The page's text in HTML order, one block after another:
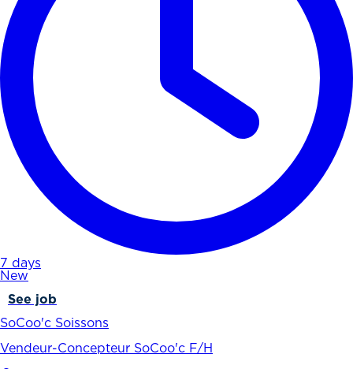
7 days
New
See job
SoCoo'c Soissons
Vendeur-Concepteur SoCoo'c F/H